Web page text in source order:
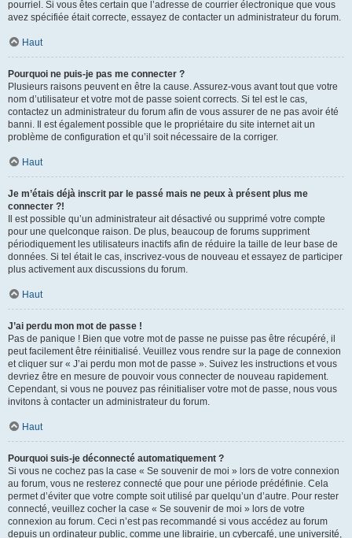
pourriel. Si vous êtes certain que l’adresse de courrier électronique que vous
avez spécifiée était correcte, essayez de contacter un administrateur du forum.
Haut
Pourquoi ne puis-je pas me connecter ?
Plusieurs raisons peuvent en être la cause. Assurez-vous avant tout que votre
nom d’utilisateur et votre mot de passe soient corrects. Si tel est le cas,
contactez un administrateur du forum afin de vous assurer de ne pas avoir été
banni. Il est également possible que le propriétaire du site internet ait un
problème de configuration et qu’il soit nécessaire de la corriger.
Haut
Je m’étais déjà inscrit par le passé mais ne peux à présent plus me
connecter ?!
Il est possible qu’un administrateur ait désactivé ou supprimé votre compte
pour une quelconque raison. De plus, beaucoup de forums suppriment
périodiquement les utilisateurs inactifs afin de réduire la taille de leur base de
données. Si tel était le cas, inscrivez-vous de nouveau et essayez de participer
plus activement aux discussions du forum.
Haut
J’ai perdu mon mot de passe !
Pas de panique ! Bien que votre mot de passe ne puisse pas être récupéré, il
peut facilement être réinitialisé. Veuillez vous rendre sur la page de connexion
et cliquer sur « J’ai perdu mon mot de passe ». Suivez les instructions et vous
devriez être en mesure de pouvoir vous connecter de nouveau rapidement.
Cependant, si vous ne pouvez pas réinitialiser votre mot de passe, nous vous
invitons à contacter un administrateur du forum.
Haut
Pourquoi suis-je déconnecté automatiquement ?
Si vous ne cochez pas la case « Se souvenir de moi » lors de votre connexion
au forum, vous ne resterez connecté que pour une période prédéfinie. Cela
permet d’éviter que votre compte soit utilisé par quelqu’un d’autre. Pour rester
connecté, veuillez cocher la case « Se souvenir de moi » lors de votre
connexion au forum. Ceci n’est pas recommandé si vous accédez au forum
depuis un ordinateur public, comme une librairie, un cybercafé, une université,